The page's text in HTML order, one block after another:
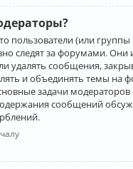
пользователи (или группы
следят за форумами. Они
удалять сообщения,
и объединять темы на
задачи модераторов
сообщений